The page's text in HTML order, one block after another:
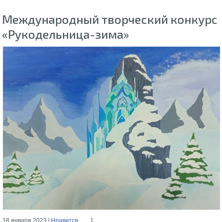
Международный творческий конкурс
«Рукодельница-зима»
18 января 2023 | Нравится 1